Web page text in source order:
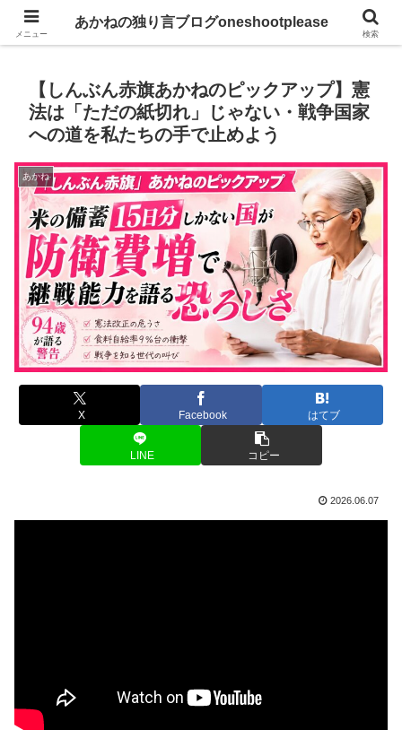
あかねの独り言ブログoneshootplease
【しんぶん赤旗あかねのピックアップ】憲
法は「ただの紙切れ」じゃない・戦争国家
への道を私たちの手で止めよう
あかね
X Facebook はてブ
LINE コピー
2026.06.07
メニュー
あかねの独り言ブログoneshootplease
検索